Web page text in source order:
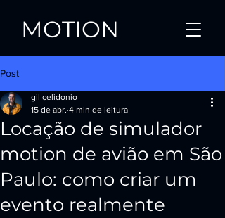
MOTION
Post
Locação de simulador
motion de avião em São
Paulo: como criar um
evento realmente
gil celidonio
15 de abr. 4 min de leitura